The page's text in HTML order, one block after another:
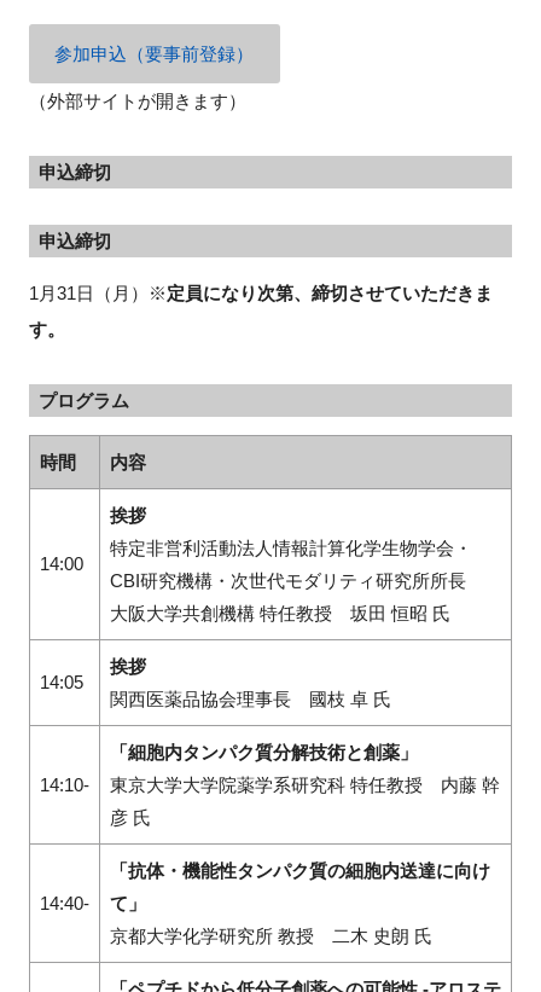
参加申込（要事前登録）
（外部サイトが開きます）
申込締切
申込締切
1月31日（月）※定員になり次第、締切させていただきま
す。
プログラム
時間 内容
14:00
挨拶
特定非営利活動法人情報計算化学生物学会・
CBI研究機構・次世代モダリティ研究所所長
大阪大学共創機構 特任教授 坂田 恒昭 氏
14:05
挨拶
関西医薬品協会理事長 國枝 卓 氏
14:10-
「細胞内タンパク質分解技術と創薬」
東京大学大学院薬学系研究科 特任教授 内藤 幹
彦 氏
14:40-
「抗体・機能性タンパク質の細胞内送達に向け
て」
京都大学化学研究所 教授 二木 史朗 氏